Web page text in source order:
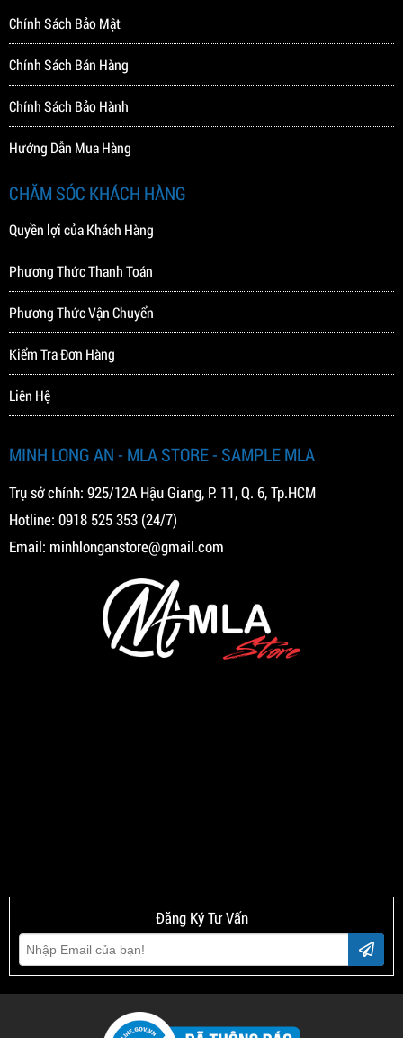
Chính Sách Bảo Mật
Chính Sách Bán Hàng
Chính Sách Bảo Hành
Hướng Dẫn Mua Hàng
CHĂM SÓC KHÁCH HÀNG
Quyền lợi của Khách Hàng
Phương Thức Thanh Toán
Phương Thức Vận Chuyển
Kiểm Tra Đơn Hàng
Liên Hệ
MINH LONG AN - MLA STORE - SAMPLE MLA
Trụ sở chính: 925/12A Hậu Giang, P. 11, Q. 6, Tp.HCM
Hotline: 0918 525 353 (24/7)
Email: minhlonganstore@gmail.com
Đăng Ký Tư Vấn